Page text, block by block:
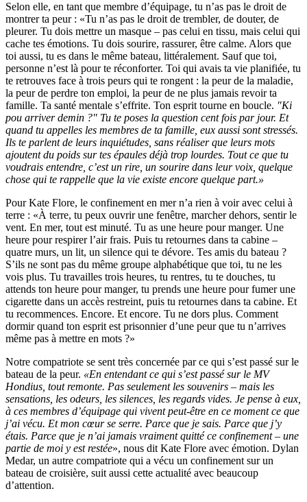
Selon elle, en tant que membre d’équipage, tu n’as pas le droit de
montrer ta peur : «Tu n’as pas le droit de trembler, de douter, de
pleurer. Tu dois mettre un masque – pas celui en tissu, mais celui qui
cache tes émotions. Tu dois sourire, rassurer, être calme. Alors que
toi aussi, tu es dans le même bateau, littéralement. Sauf que toi,
personne n’est là pour te réconforter. Toi qui avais ta vie planifiée, tu
te retrouves face à trois peurs qui te rongent : la peur de la maladie,
la peur de perdre ton emploi, la peur de ne plus jamais revoir ta
famille. Ta santé mentale s’effrite. Ton esprit tourne en boucle. "Ki
pou arriver demin ?" Tu te poses la question cent fois par jour. Et
quand tu appelles les membres de ta famille, eux aussi sont stressés.
Ils te parlent de leurs inquiétudes, sans réaliser que leurs mots
ajoutent du poids sur tes épaules déjà trop lourdes. Tout ce que tu
voudrais entendre, c’est un rire, un sourire dans leur voix, quelque
chose qui te rappelle que la vie existe encore quelque part.»
Pour Kate Flore, le confinement en mer n’a rien à voir avec celui à
terre : «À terre, tu peux ouvrir une fenêtre, marcher dehors, sentir le
vent. En mer, tout est minuté. Tu as une heure pour manger. Une
heure pour respirer l’air frais. Puis tu retournes dans ta cabine –
quatre murs, un lit, un silence qui te dévore. Tes amis du bateau ?
S’ils ne sont pas du même groupe alphabétique que toi, tu ne les
vois plus. Tu travailles trois heures, tu rentres, tu te douches, tu
attends ton heure pour manger, tu prends une heure pour fumer une
cigarette dans un accès restreint, puis tu retournes dans ta cabine. Et
tu recommences. Encore. Et encore. Tu ne dors plus. Comment
dormir quand ton esprit est prisonnier d’une peur que tu n’arrives
même pas à mettre en mots ?»
Notre compatriote se sent très concernée par ce qui s’est passé sur le
bateau de la peur. «En entendant ce qui s’est passé sur le MV
Hondius, tout remonte. Pas seulement les souvenirs – mais les
sensations, les odeurs, les silences, les regards vides. Je pense à eux,
à ces membres d’équipage qui vivent peut-être en ce moment ce que
j’ai vécu. Et mon cœur se serre. Parce que je sais. Parce que j’y
étais. Parce que je n’ai jamais vraiment quitté ce confinement – une
partie de moi y est restée», nous dit Kate Flore avec émotion. Dylan
Medar, un autre compatriote qui a vécu un confinement sur un
bateau de croisière, suit aussi cette actualité avec beaucoup
d’attention.